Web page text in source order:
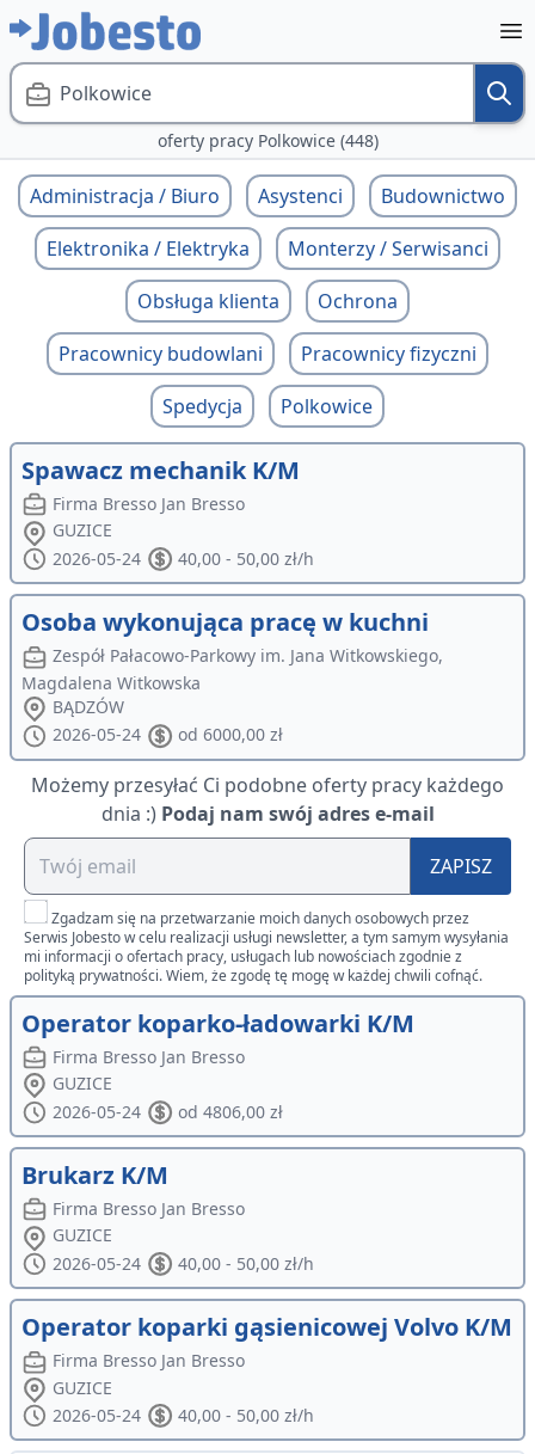
Polkowice
oferty pracy Polkowice (448)
Administracja / Biuro Asystenci
Budownictwo
Elektronika / Elektryka
Monterzy / Serwisanci
Obsługa klienta
Ochrona
Pracownicy budowlani
Pracownicy fizyczni
Spedycja
Polkowice
Spawacz mechanik K/M
Firma Bresso Jan Bresso
GUZICE
2026-05-24
40,00 - 50,00 zł/h
Osoba wykonująca pracę w kuchni
Zespół Pałacowo-Parkowy im. Jana Witkowskiego,
Magdalena Witkowska
BĄDZÓW
2026-05-24
od 6000,00 zł
Możemy przesyłać Ci podobne oferty pracy każdego
dnia :) Podaj nam swój adres e-mail
ZAPISZ
Zgadzam się na przetwarzanie moich danych osobowych przez
Serwis Jobesto w celu realizacji usługi newsletter, a tym samym wysyłania
mi informacji o ofertach pracy, usługach lub nowościach zgodnie z
polityką prywatności. Wiem, że zgodę tę mogę w każdej chwili cofnąć.
Operator koparko-ładowarki K/M
Firma Bresso Jan Bresso
GUZICE
2026-05-24
od 4806,00 zł
Brukarz K/M
Firma Bresso Jan Bresso
GUZICE
2026-05-24
40,00 - 50,00 zł/h
Operator koparki gąsienicowej Volvo K/M
Firma Bresso Jan Bresso
GUZICE
2026-05-24
40,00 - 50,00 zł/h